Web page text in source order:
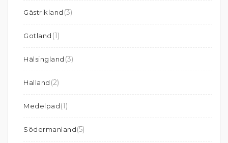
Gästrikland (3)
Gotland (1)
Hälsingland (3)
Halland (2)
Medelpad(1)
Södermanland(5)